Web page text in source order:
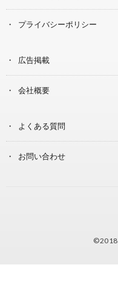
プライバシーポリシー
広告掲載
会社概要
よくある質問
お問い合わせ
©2018